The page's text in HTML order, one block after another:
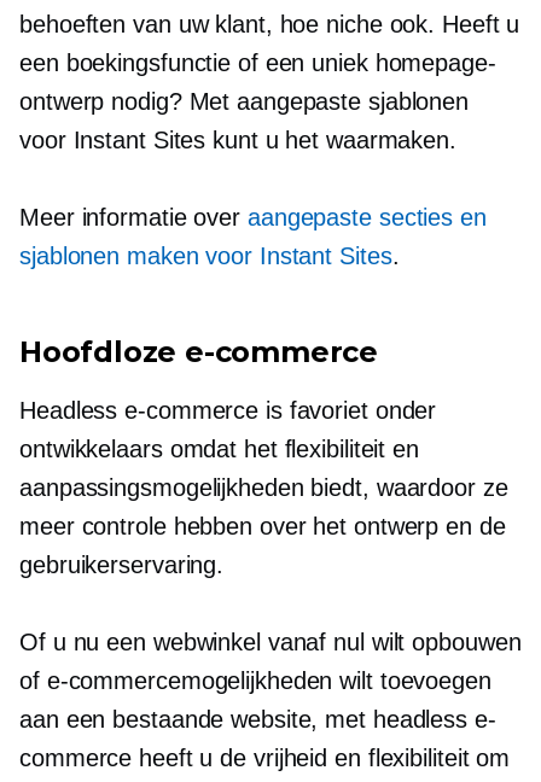
behoeften van uw klant, hoe niche ook. Heeft u
een boekingsfunctie of een uniek homepage-
ontwerp nodig? Met aangepaste sjablonen
voor Instant Sites kunt u het waarmaken.
Meer informatie over aangepaste secties en
sjablonen maken voor Instant Sites.
Hoofdloze e-commerce
Headless e-commerce is favoriet onder
ontwikkelaars omdat het flexibiliteit en
aanpassingsmogelijkheden biedt, waardoor ze
meer controle hebben over het ontwerp en de
gebruikerservaring.
Of u nu een webwinkel vanaf nul wilt opbouwen
of e-commercemogelijkheden wilt toevoegen
aan een bestaande website, met headless e-
commerce heeft u de vrijheid en flexibiliteit om